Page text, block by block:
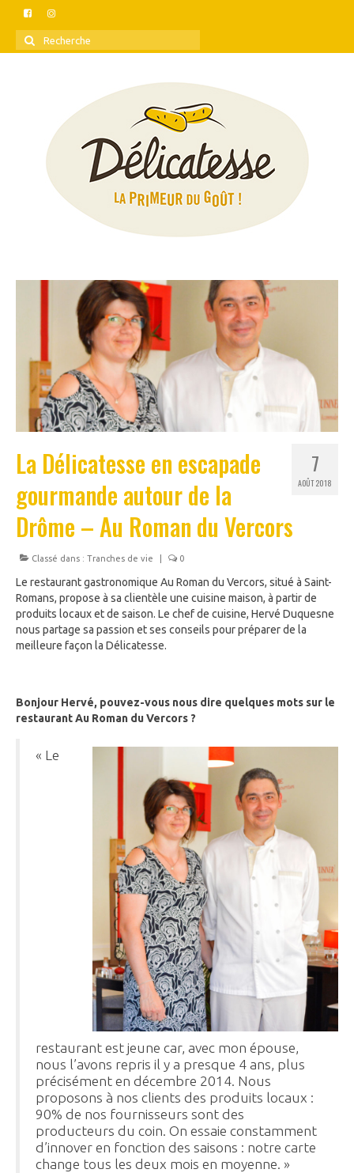
Rechercher
:
7
AOÛT 2018
La Délicatesse en escapade
gourmande autour de la
Drôme – Au Roman du Vercors
Classé dans : Tranches de vie 0
Le restaurant gastronomique Au Roman du Vercors, situé à Saint-
Romans, propose à sa clientèle une cuisine maison, à partir de
produits locaux et de saison. Le chef de cuisine, Hervé Duquesne
nous partage sa passion et ses conseils pour préparer de la
meilleure façon la Délicatesse.
Bonjour Hervé, pouvez-vous nous dire quelques mots sur le
restaurant Au Roman du Vercors ?
« Le
restaurant est jeune car, avec mon épouse,
nous l’avons repris il y a presque 4 ans, plus
précisément en décembre 2014. Nous
proposons à nos clients des produits locaux :
90% de nos fournisseurs sont des
producteurs du coin. On essaie constamment
d’innover en fonction des saisons : notre carte
change tous les deux mois en moyenne. »